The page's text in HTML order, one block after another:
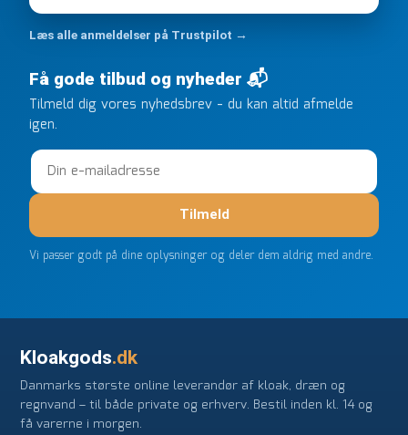
ikke kunne overholde en 2 måneder gammel aftale.
Jeg ringede onsdag kl 16, og min store ordre kom
dagen efter kl 6.45! Kan slet ikke få armene ned, og
næste gang jeg skal bruge noget, vil jeg ringe til dem
FØRST. De varmeste og venligste hilsner fra Rene
Læs alle anmeldelser på Trustpilot →
Få gode tilbud og nyheder 📬
Tilmeld dig vores nyhedsbrev - du kan altid afmelde
igen.
Tilmeld
Vi passer godt på dine oplysninger og deler dem aldrig med andre.
Kloakgods.dk
Danmarks største online leverandør af kloak, dræn og
regnvand – til både private og erhverv. Bestil inden kl. 14 og
få varerne i morgen.